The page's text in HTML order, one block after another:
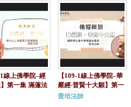
1線上佛學院–經
第一集 滿蓮法
【109-1線上佛學院–華
嚴經‧普賢十大願】第一
集 覺培法師
覺培法師